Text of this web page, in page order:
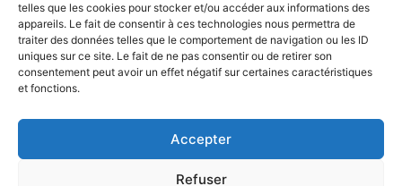
telles que les cookies pour stocker et/ou accéder aux informations des
appareils. Le fait de consentir à ces technologies nous permettra de
traiter des données telles que le comportement de navigation ou les ID
uniques sur ce site. Le fait de ne pas consentir ou de retirer son
consentement peut avoir un effet négatif sur certaines caractéristiques
et fonctions.
Accepter
Refuser
© Gouvernement du Québec, 2026
Plan du site
Accessibilité
Accès à l'information
Déclaration de services